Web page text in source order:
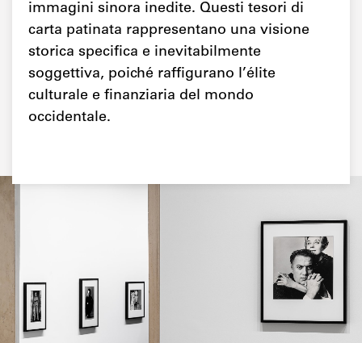
immagini sinora inedite. Questi tesori di
carta patinata rappresentano una visione
storica specifica e inevitabilmente
soggettiva, poiché raffigurano l’élite
culturale e finanziaria del mondo
occidentale.